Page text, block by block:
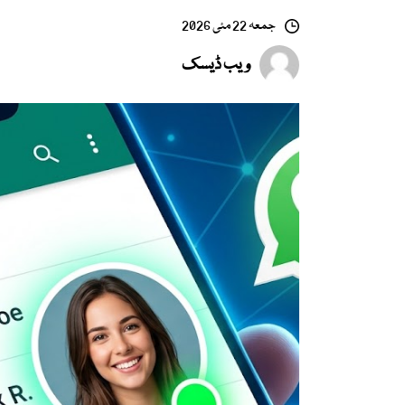
جمعہ 22 مئی 2026
ویب ڈیسک